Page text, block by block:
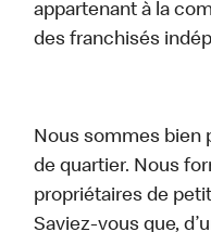
appartenant à la
des franchisés
Nous sommes bien
de quartier. Nous
propriétaires de
Saviez-vous que,